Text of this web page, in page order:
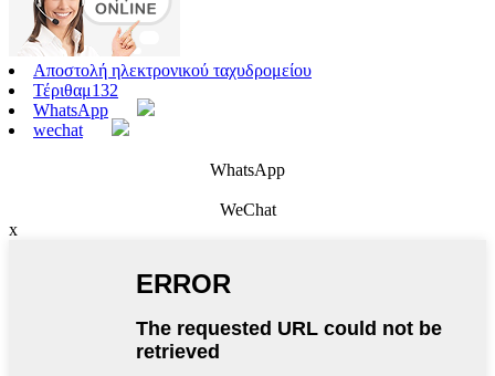
Αποστολή ηλεκτρονικού ταχυδρομείου
Τέριθαμ132
WhatsApp
wechat
WhatsApp
WeChat
x